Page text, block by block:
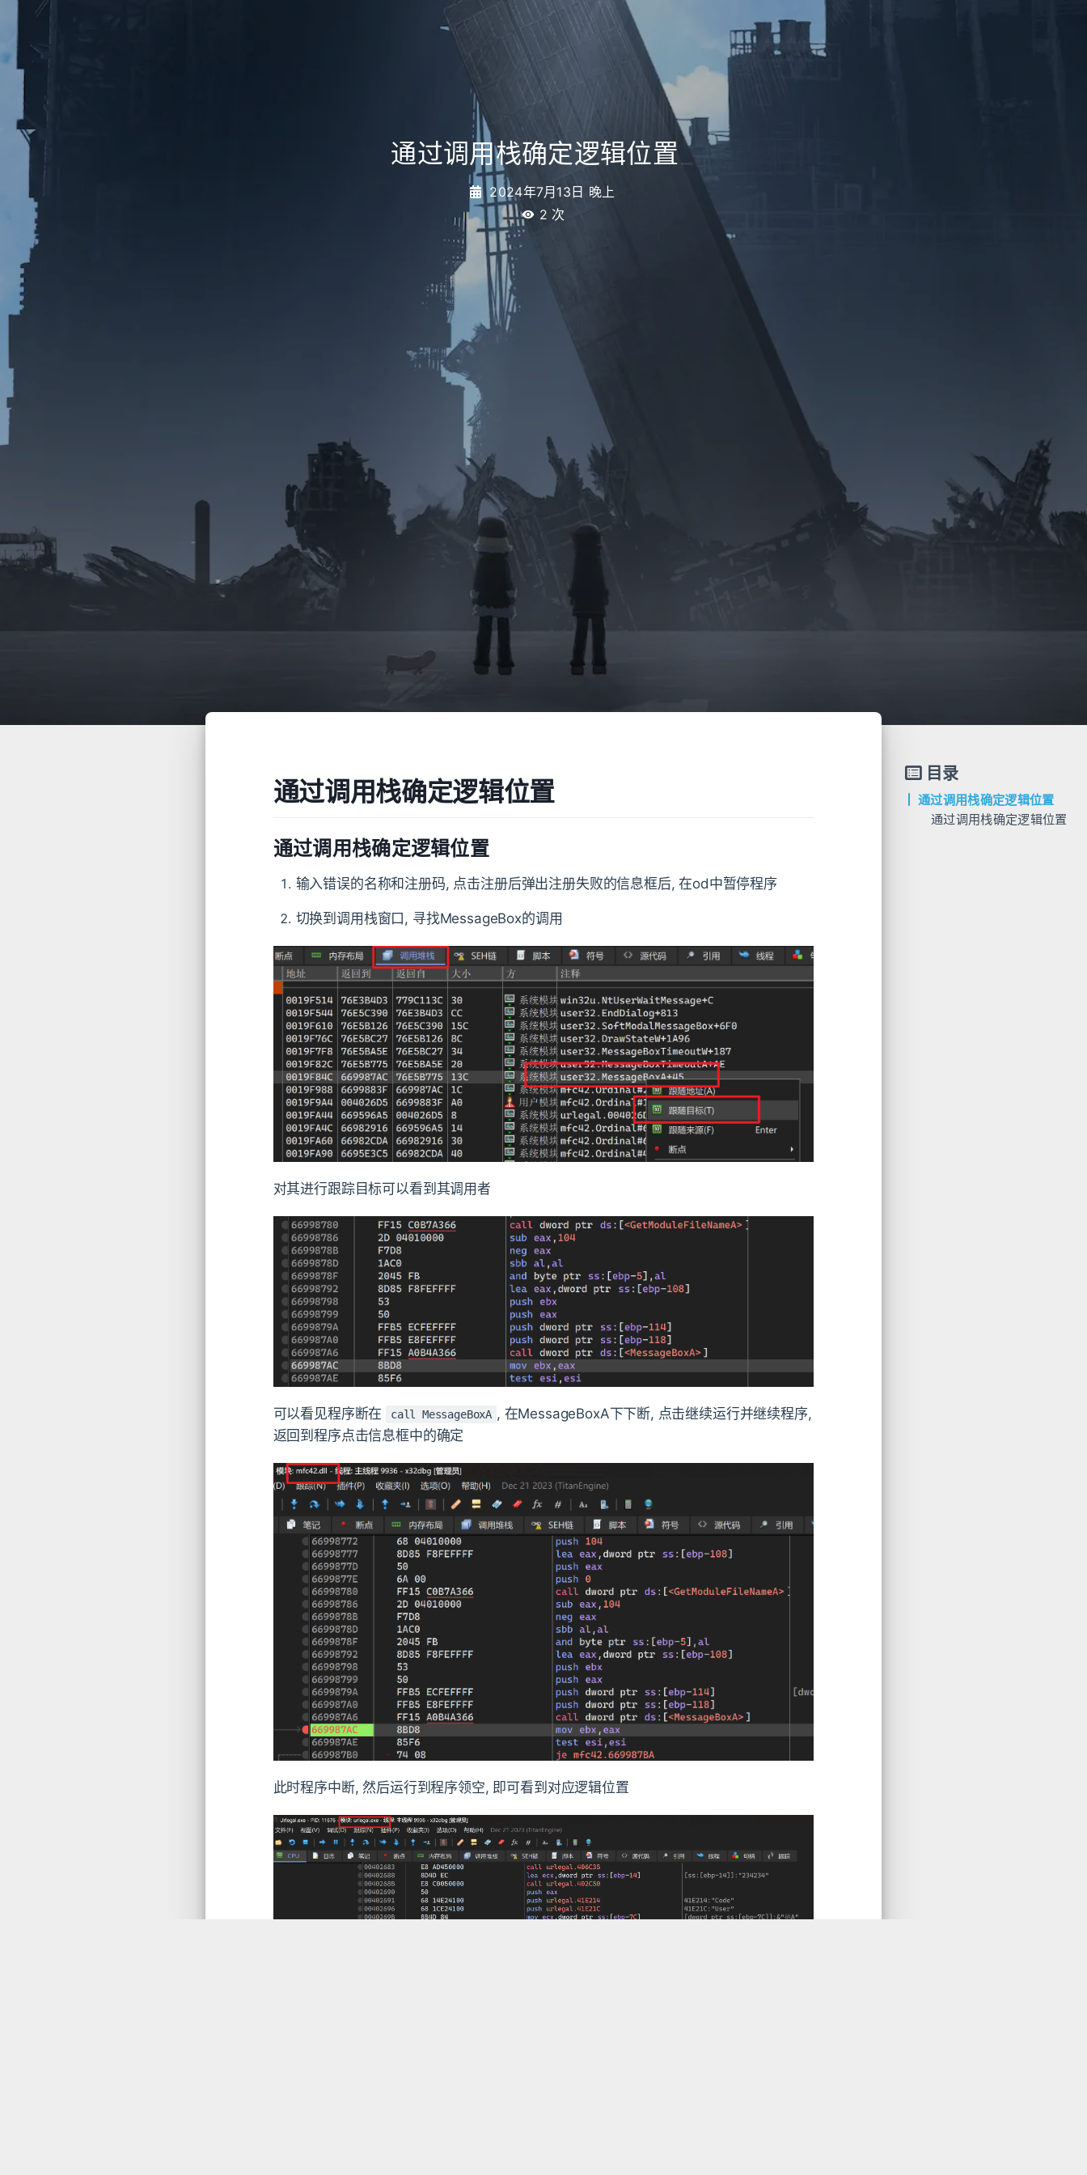
通过调用栈确定逻辑位置 _
2024年7月13日 晚上
2 次
通过调用栈确定逻辑位置
通过调用栈确定逻辑位置
输入错误的名称和注册码, 点击注册后弹出注册失败的信息框后, 在od中暂停程序
切换到调用栈窗口, 寻找MessageBox的调用
对其进行跟踪目标可以看到其调用者
可以看见程序断在 call MessageBoxA , 在MessageBoxA下下断, 点击继续运行并继续程序,
返回到程序点击信息框中的确定
此时程序中断, 然后运行到程序领空, 即可看到对应逻辑位置
目录
通过调用栈确定逻辑位置
通过调用栈确定逻辑位置